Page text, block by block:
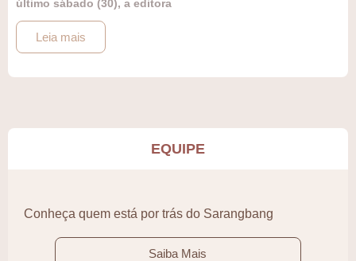
último sábado (30), a editora
Leia mais
EQUIPE
Conheça quem está por trás do Sarangbang
Saiba Mais